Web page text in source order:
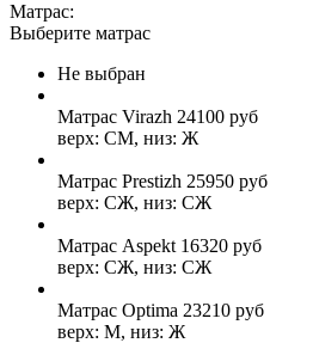
Матрас:
Выберите матрас
Не выбран
Матрас Virazh 24100 руб
верх: СМ, низ: Ж
Матрас Prestizh 25950 руб
верх: СЖ, низ: СЖ
Матрас Aspekt 16320 руб
верх: СЖ, низ: СЖ
Матрас Optima 23210 руб
верх: М, низ: Ж